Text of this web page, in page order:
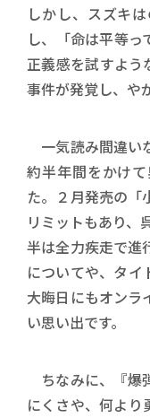
しかし、スズキ
し、「命は平等
正義感を試すよう
事件が発覚し、や
一気読み間違い
約半年間をかけ
た。２月発売の「
リミットもあり、
半は全力疾走で進
についてや、タイ
大晦日にもオンラ
い思い出です。
ちなみに、『爆
にくさや、何より